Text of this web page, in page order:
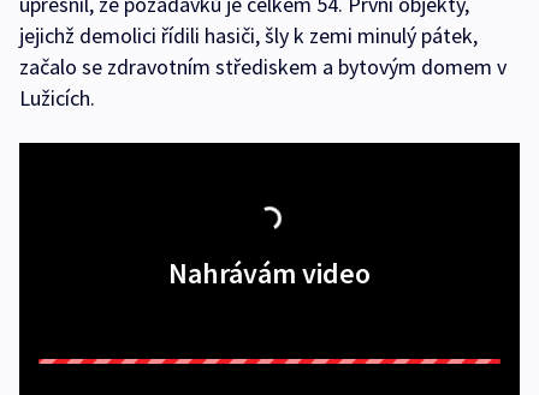
jejichž demolici řídili hasiči, šly k zemi minulý pátek,
začalo se zdravotním střediskem a bytovým domem v
Lužicích.
Nahrávám video